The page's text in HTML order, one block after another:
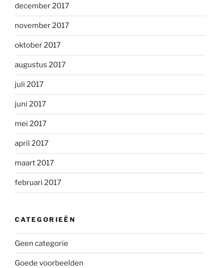
december 2017
november 2017
oktober 2017
augustus 2017
juli 2017
juni 2017
mei 2017
april 2017
maart 2017
februari 2017
CATEGORIEËN
Geen categorie
Goede voorbeelden